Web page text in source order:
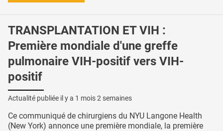
TRANSPLANTATION ET VIH :
Première mondiale d'une greffe
pulmonaire VIH-positif vers VIH-
positif
Actualité publiée il y a 1 mois 2 semaines
Ce communiqué de chirurgiens du NYU Langone Health
(New York) annonce une première mondiale, la première